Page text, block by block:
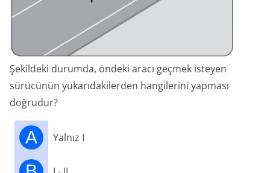
Şekildeki durumda, öndeki aracı geçmek isteyen
sürücünün yukarıdakilerden hangilerini yapması
doğrudur?
A Yalnız I